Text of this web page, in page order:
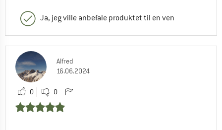
Ja, jeg ville anbefale produktet til en ven
Alfred
16.06.2024
0 0